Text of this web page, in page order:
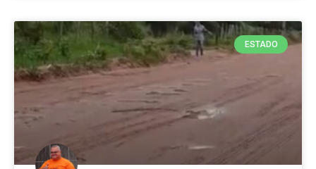
ESTADO